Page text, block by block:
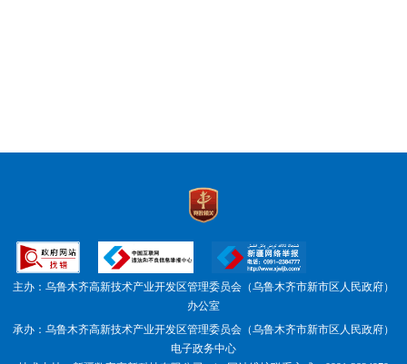
主办：乌鲁木齐高新技术产业开发区管理委员会（乌鲁木齐市新市区人民政府）
办公室
承办：乌鲁木齐高新技术产业开发区管理委员会（乌鲁木齐市新市区人民政府）
电子政务中心